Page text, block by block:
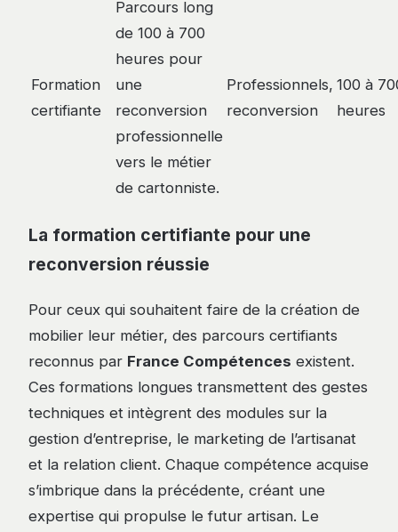
Formation
certifiante
Parcours long
de 100 à 700
heures pour
une
reconversion
professionnelle
vers le métier
de cartonniste.
Professionnels,
reconversion
100 à
heures
La formation certifiante pour une
reconversion réussie
Pour ceux qui souhaitent faire de la création de
mobilier leur métier, des parcours certifiants
reconnus par France Compétences existent.
Ces formations longues transmettent des gestes
techniques et intègrent des modules sur la
gestion d’entreprise, le marketing de l’artisanat
et la relation client. Chaque compétence acquise
s’imbrique dans la précédente, créant une
expertise qui propulse le futur artisan. Le